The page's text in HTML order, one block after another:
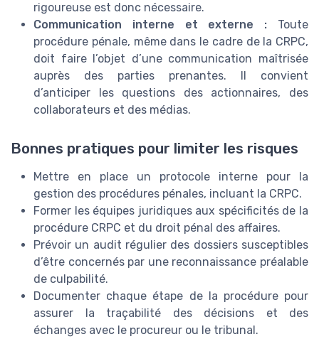
rigoureuse est donc nécessaire.
Communication interne et externe : Toute
procédure pénale, même dans le cadre de la CRPC,
doit faire l’objet d’une communication maîtrisée
auprès des parties prenantes. Il convient
d’anticiper les questions des actionnaires, des
collaborateurs et des médias.
Bonnes pratiques pour limiter les risques
Mettre en place un protocole interne pour la
gestion des procédures pénales, incluant la CRPC.
Former les équipes juridiques aux spécificités de la
procédure CRPC et du droit pénal des affaires.
Prévoir un audit régulier des dossiers susceptibles
d’être concernés par une reconnaissance préalable
de culpabilité.
Documenter chaque étape de la procédure pour
assurer la traçabilité des décisions et des
échanges avec le procureur ou le tribunal.